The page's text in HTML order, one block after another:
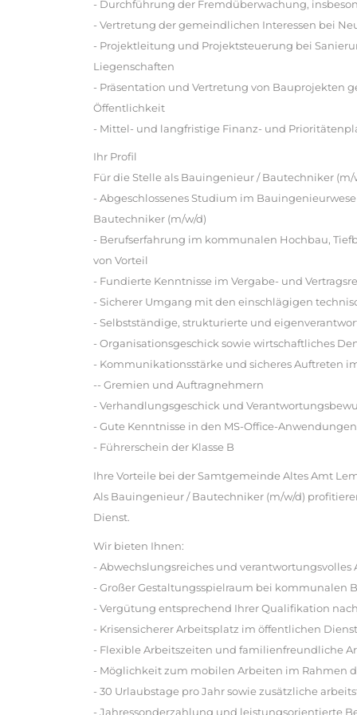
- Durchführung der Fremdüberwachung,
- Vertretung der gemeindlichen Interessen bei
- Projektleitung und Projektsteuerung bei
Liegenschaften
- Präsentation und Vertretung von Bauprojekten
Öffentlichkeit
- Mittel- und langfristige Finanz- und
Ihr Profil
Für die Stelle als Bauingenieur / Bautechniker
- Abgeschlossenes Studium im
Bautechniker (m/w/d)
- Berufserfahrung im kommunalen Hochbau,
von Vorteil
- Fundierte Kenntnisse im Vergabe- und
- Sicherer Umgang mit den einschlägigen
- Selbstständige, strukturierte und
- Organisationsgeschick sowie wirtschaftliches
- Kommunikationsstärke und sicheres Auftreten
-- Gremien und Auftragnehmern
- Verhandlungsgeschick und
- Gute Kenntnisse in den MS-Office-Anwendungen
- Führerschein der Klasse B
Ihre Vorteile bei der Samtgemeinde Altes Amt
Als Bauingenieur / Bautechniker (m/w/d)
Dienst.
Wir bieten Ihnen:
- Abwechslungsreiches und
- Großer Gestaltungsspielraum bei kommunalen
- Vergütung entsprechend Ihrer Qualifikation
- Krisensicherer Arbeitsplatz im öffentlichen Dienst
- Flexible Arbeitszeiten und familienfreundliche
- Möglichkeit zum mobilen Arbeiten im Rahmen
- 30 Urlaubstage pro Jahr sowie zusätzliche
- Jahressonderzahlung und leistungsorientierte